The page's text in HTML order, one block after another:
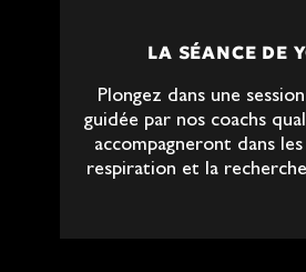
LA SÉANCE DE
Plongez dans une
guidée par nos coachs
accompagneront dans
respiration et la